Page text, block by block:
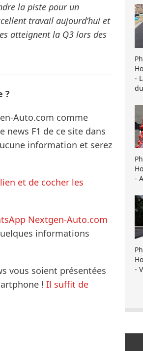
la piste pour un
travail aujourd’hui et
atteignent la Q3 lors des
?
Auto.com comme
news F1 de ce site dans
information et serez
et de cocher les
Nextgen-Auto.com
informations
vous soient présentées
! Il suffit de
-
-
-